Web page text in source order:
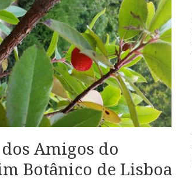
Amigos do
Botânico de Lisboa